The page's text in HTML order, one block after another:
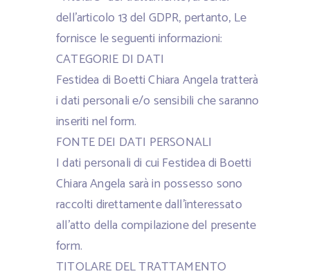
dell’articolo 13 del GDPR, pertanto, Le
fornisce le seguenti informazioni:
CATEGORIE DI DATI
Festidea di Boetti Chiara Angela tratterà
i dati personali e/o sensibili che saranno
inseriti nel form.
FONTE DEI DATI PERSONALI
I dati personali di cui Festidea di Boetti
Chiara Angela sarà in possesso sono
raccolti direttamente dall’interessato
all’atto della compilazione del presente
form.
TITOLARE DEL TRATTAMENTO